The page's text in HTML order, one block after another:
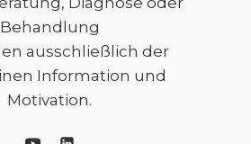
Behandlung
ausschließlich der
Information und
Motivation.